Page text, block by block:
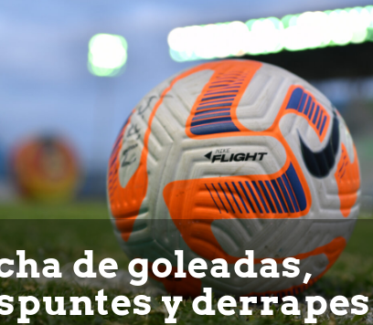
de goleadas,
y derrapes